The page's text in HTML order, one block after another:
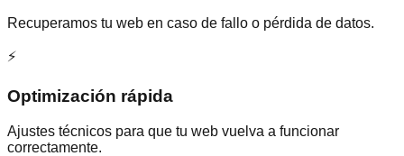
Recuperamos tu web en caso de fallo o pérdida de datos.
⚡
Optimización rápida
Ajustes técnicos para que tu web vuelva a funcionar
correctamente.